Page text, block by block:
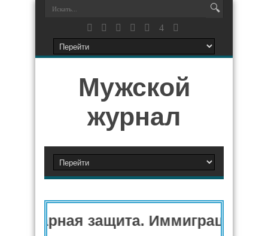
Мужской
журнал
защита.